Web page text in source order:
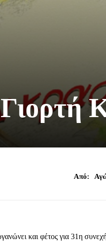
Γιορτή
Από:
και φέτος για 31η